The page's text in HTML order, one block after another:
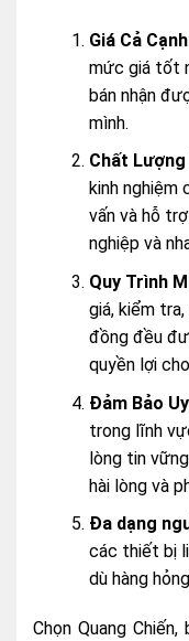
Giá Cả
mức giá tốt
bán nhận
mình.
Chất Lượng
kinh nghiệm
vấn và hỗ
nghiệp và
Quy Trình
giá, kiểm
đồng đều
quyền lợi
Đảm Bảo
trong lĩnh
lòng tin
hài lòng và
Đa dạng
các thiết bị
dù hàng
Chọn Quang